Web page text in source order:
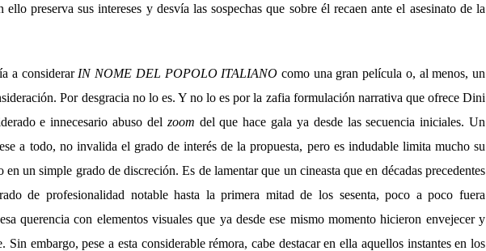
preserva sus intereses y desvía las sospechas que sobre él recaen ante el asesinato de la
a considerar IN NOME DEL POPOLO ITALIANO como una gran película o, al menos, un
Por desgracia no lo es. Y no lo es por la zafia formulación narrativa que ofrece Dini
e innecesario abuso del zoom del que hace gala ya desde las secuencia iniciales. Un
a todo, no invalida el grado de interés de la propuesta, pero es indudable limita mucho su
en un simple grado de discreción. Es de lamentar que un cineasta que en décadas precedentes
de profesionalidad notable hasta la primera mitad de los sesenta, poco a poco fuera
querencia con elementos visuales que ya desde ese mismo momento hicieron envejecer y
Sin embargo, pese a esta considerable rémora, cabe destacar en ella aquellos instantes en los